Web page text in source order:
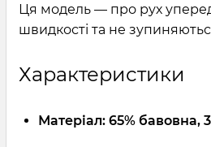
Ця модель — про рух
швидкості та не
Характеристики
Матеріал: 65% бавовна,